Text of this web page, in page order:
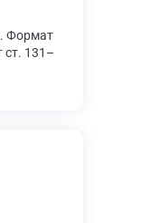
. Формат
ст. 131–